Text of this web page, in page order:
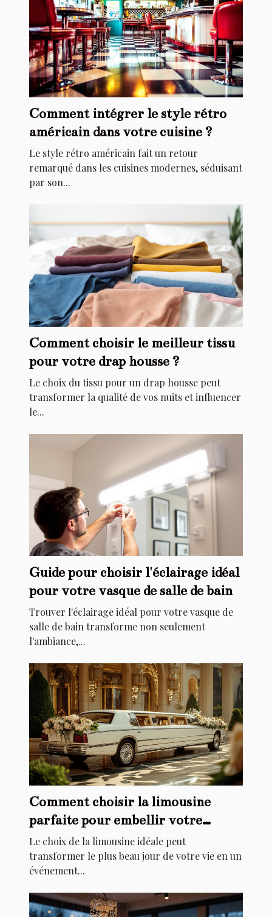
Comment intégrer le style rétro
américain dans votre cuisine ?
Le style rétro américain fait un retour
remarqué dans les cuisines modernes, séduisant
par son...
Comment choisir le meilleur tissu
pour votre drap housse ?
Le choix du tissu pour un drap housse peut
transformer la qualité de vos nuits et influencer
le...
Guide pour choisir l'éclairage idéal
pour votre vasque de salle de bain
Trouver l'éclairage idéal pour votre vasque de
salle de bain transforme non seulement
l'ambiance,...
Comment choisir la limousine
parfaite pour embellir votre
mariage
Le choix de la limousine idéale peut
transformer le plus beau jour de votre vie en un
événement...